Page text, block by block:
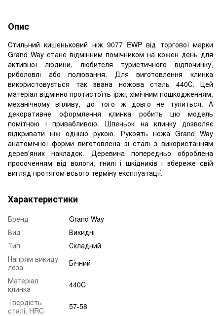
Опис
Стильний кишеньковий ніж 9077 EWP від ​​торгової марки
Grand Way стане відмінним помічником на кожен день для
активної людини, любителя туристичного відпочинку,
риболовлі або полювання. Для виготовлення клинка
використовується так звана ножова сталь 440С. Цей
матеріал відмінно протистоїть іржі, хімічним пошкодженням,
механічному впливу, до того ж довго не тупиться. А
декоративне оформлення клинка робить цю модель
помітною і привабливою. Шпеньок на клинку дозволяє
відкривати ніж однією рукою. Рукоять ножа Grand Way
анатомічної форми виготовлена ​​зі сталі з використанням
дерев'яних накладок. Деревина попередньо оброблена
просоченням від вологи, гнилі і шкідників і збереже свій
вигляд протягом всього терміну експлуатації.
Характеристики
Бренд
Grand Way
Вид
Викидні
Тип
Складний
Напрям викиду
леза
Бічний
Матеріал
клинка
440C
Твердість
сталі, HRC
57-58